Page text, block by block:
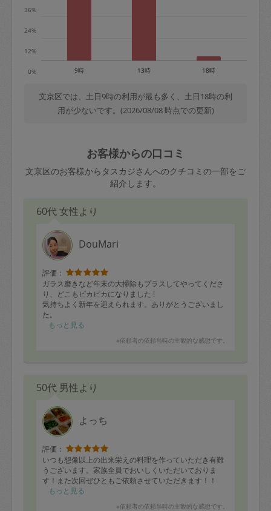
0%
12%
24%
36%
9時 13時 18時
文京区では、土日9時の利用が最も多く、土日18時の利
用が少ないです。(2026/08/08 時点での更新)
お客様からの口コミ
文京区のお客様からタスカジさんへのクチコミの一部をご
紹介します。
60代 女性より
DouMari
評価：
ガラス磨きなど年末の大掃除もプラスしてやってくださ
り、どこもピカピカになりました !
気持ちよく新年を迎えられます。ありがとうございまし
た。
もっと見る
※依頼者の依頼当時の主観的な感想です。
50代 男性より
よっち
評価：
いつも想像以上の出来栄えの料理を作っていただき有難
うございます。家族全員でおいしくいただいておりま
す！また次回ぜひともご依頼させていただきます！！
もっと見る
※依頼者の依頼当時の主観的な感想です。